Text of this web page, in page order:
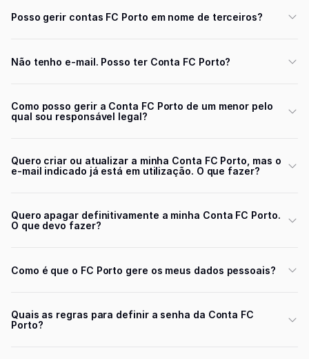
Posso gerir contas FC Porto em nome de terceiros?
Não tenho e-mail. Posso ter Conta FC Porto?
Como posso gerir a Conta FC Porto de um menor pelo
qual sou responsável legal?
Quero criar ou atualizar a minha Conta FC Porto, mas o
e-mail indicado já está em utilização. O que fazer?
Quero apagar definitivamente a minha Conta FC Porto.
O que devo fazer?
Como é que o FC Porto gere os meus dados pessoais?
Quais as regras para definir a senha da Conta FC
Porto?